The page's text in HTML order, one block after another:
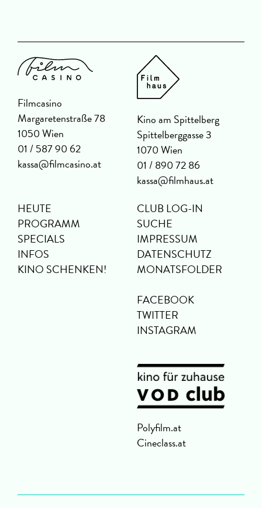
Filmcasino
Margaretenstraße 78
1050 Wien
01 / 587 90 62
kassa@filmcasino.at
Kino am Spittelberg
Spittelberggasse 3
1070 Wien
01 / 890 72 86
kassa@filmhaus.at
HEUTE
PROGRAMM
SPECIALS
INFOS
KINO SCHENKEN!
CLUB LOG-IN
SUCHE
IMPRESSUM
DATENSCHUTZ
MONATSFOLDER
FACEBOOK
TWITTER
INSTAGRAM
Polyfilm.at
Cineclass.at